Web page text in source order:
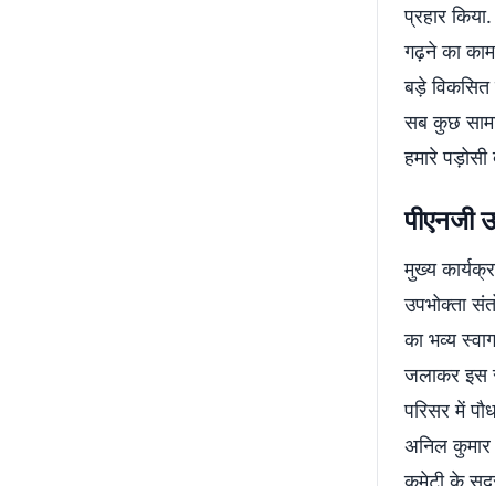
प्रहार
गढ़ने का
बड़े
सब कुछ
हमारे
पीएनजी
मुख्य
उपभोक्ता
का भव्य
जलाकर इस
परिसर में
अनिल
कमेटी के